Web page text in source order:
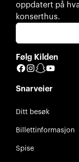
oppdatert på
konserthus.
Følg Kilden
Facebook
Instagram
Snapchat
Snarveier
Ditt besøk
Billettinformasjon
Spise